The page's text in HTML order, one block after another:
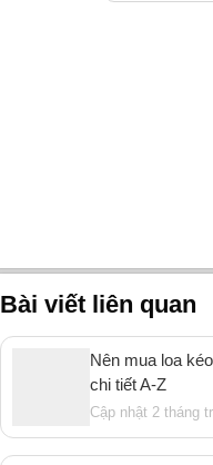
Bài viết liên quan
Nên mua loa
chi tiết A-Z
Cập nhật 2 tháng